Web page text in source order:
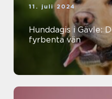
11. juli 2024
Hunddagis i Gävle:
fyrbenta vän